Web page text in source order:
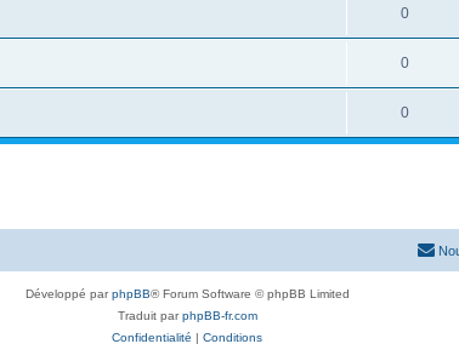
0
0
0
Développé parphpBB® Forum Software © phpBB Limited
Traduit parphpBB-fr.com
Confidentialité | Conditions